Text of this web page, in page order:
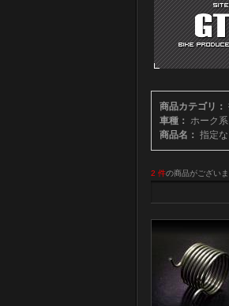
商品カテゴリ：
車種： ホーク系
商品名： 指定な
2 件の商品がございま